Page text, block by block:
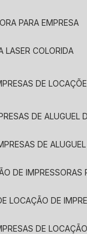
PARA EMPRESA
LASER COLORIDA
DE
DE ALUGUEL
DE
DE
LOCAÇÃO DE
DE